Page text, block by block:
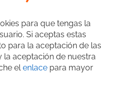
del Servicio Público de
Unidad Administrativa Especial
según Resolución No.
Ver resolución.
para que tengas la
Si aceptas estas
para la aceptación de las
la aceptación de nuestra
el enlace para mayor